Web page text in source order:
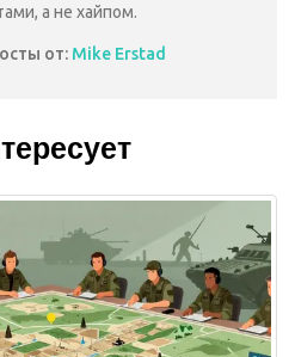
а не хайпом.
от: Mike Erstad